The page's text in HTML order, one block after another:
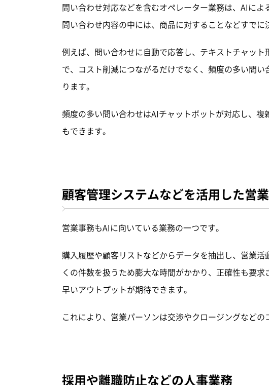
問い合わせ対応などを含むオペレーター業務は、AIによ
問い合わせ内容の中には、商品に対することなどすでに
例えば、問い合わせに自動で応答し、テキストチャッ
で、コスト削減につながるだけでなく、頻度の多い問
ります。
頻度の多い問い合わせはAIチャットボットが対応し、
もできます。
顧客管理システムなどを活用した営
営業事務もAIに向いている業務の一つです。
購入履歴や顧客リストなどからデータを抽出し、営業
くの件数を扱うため膨大な時間がかかり、正確性も要
早いアウトプットが期待できます。
これにより、営業パーソンは交渉やクロージングなどの
採用や離職防止などの人事業務